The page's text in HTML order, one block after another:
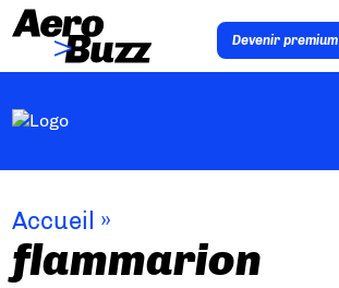
Devenir premium
Accueil »
flammarion